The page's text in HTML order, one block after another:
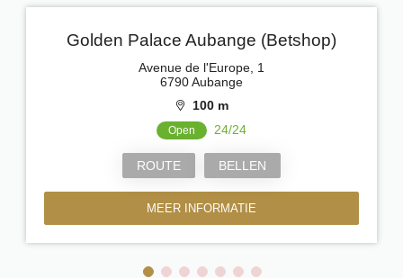
Golden Palace Aubange (Betshop)
Avenue de l'Europe, 1
6790 Aubange
100 m
Open 24/24
ROUTE BELLEN
MEER INFORMATIE